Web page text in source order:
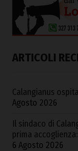
ARTICOLI
Calangianus
Agosto 2026
Il sindaco di
prima
6 Agosto 2026